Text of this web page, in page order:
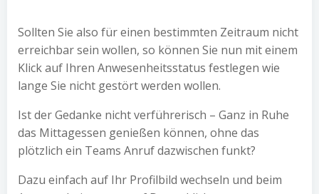
Sollten Sie also für einen bestimmten Zeitraum nicht
erreichbar sein wollen, so können Sie nun mit einem
Klick auf Ihren Anwesenheitsstatus festlegen wie
lange Sie nicht gestört werden wollen.
Ist der Gedanke nicht verführerisch – Ganz in Ruhe
das Mittagessen genießen können, ohne das
plötzlich ein Teams Anruf dazwischen funkt?
Dazu einfach auf Ihr Profilbild wechseln und beim